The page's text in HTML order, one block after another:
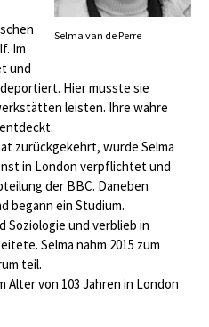
Selma van de Perre
Im
und
Hier musste sie
leisten. Ihre wahre
zurückgekehrt, wurde Selma
in London verpflichtet und
der BBC. Daneben
begann ein Studium.
Soziologie und verblieb in
Selma nahm 2015 zum
teil.
Alter von 103 Jahren in London